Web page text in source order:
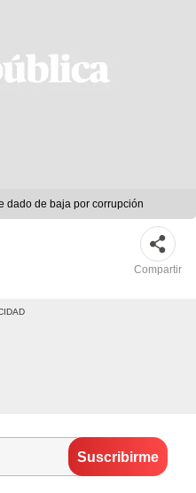
dado de baja por corrupción
Compartir